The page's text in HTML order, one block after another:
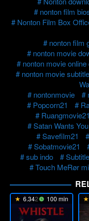
nonton film
Nonton Film Box
nonton film
nonton movie
nonton movie
nonton movie
nontonmovie
Popcorn21
Ruangmovie21
Satan Wants
Savefilm21
Sobatmovie21
sub indo
Touch MeRør
6.342 100 min